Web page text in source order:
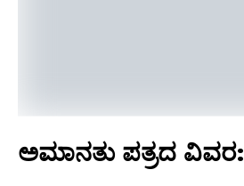
ಅಮಾನತು ಪತ್ರದ ವಿವರ: